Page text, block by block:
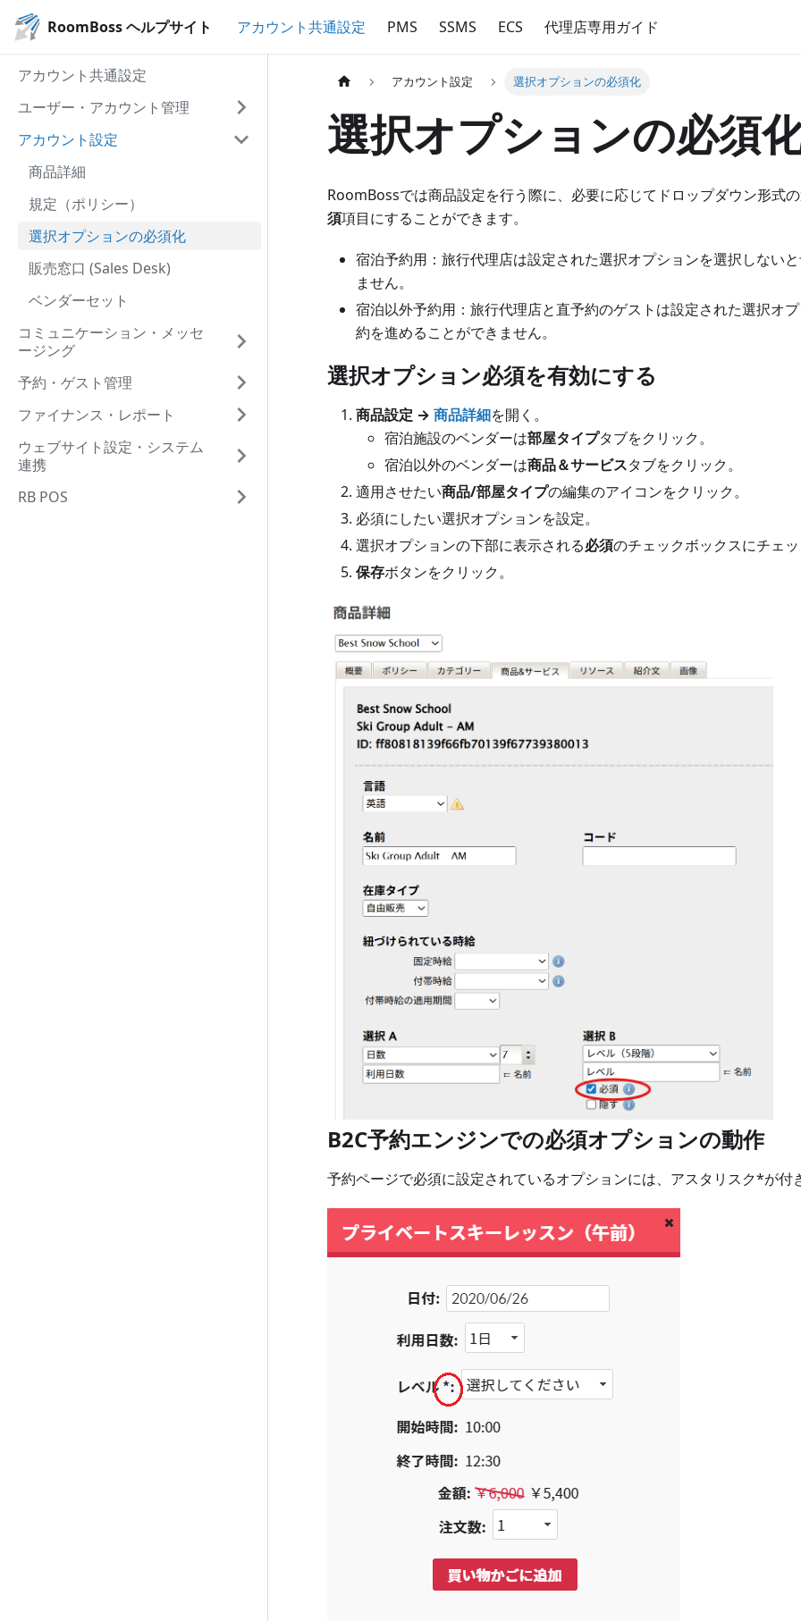
RoomBoss ヘルプサイト アカウント共通設定 PMS SSMS ECS 代理店専用ガイド
アカウント共通設定
ユーザー・アカウント管理
アカウント設定
商品詳細
規定（ポリシー）
選択オプションの必須化
販売窓口 (Sales Desk)
ベンダーセット
コミュニケーション・メッセ
ージング
予約・ゲスト管理
ファイナンス・レポート
ウェブサイト設定・システム
連携
RB POS
アカウント設定 選択オプションの必須化
選択オプションの必須
RoomBossでは商品設定を行う際に、必要に応じてドロップダウン形式
須項目にすることができます。‌
宿泊予約用：旅行代理店は設定された選択オプションを選択しない
ません。
宿泊以外予約用：旅行代理店と直予約のゲストは設定された選択オ
約を進めることができません。
選択オプション必須を有効にする
商品設定 → 商品詳細を開く。
宿泊施設のベンダーは部屋タイプタブをクリック。
宿泊以外のベンダーは商品＆サービスタブをクリック。
適用させたい商品/部屋タイプの編集のアイコンをクリック。
必須にしたい選択オプションを設定。
選択オプションの下部に表示される必須のチェックボックスにチェ
保存ボタンをクリック。
B2C予約エンジンでの必須オプションの動作
予約ページで必須に設定されているオプションには、アスタリスク*が付